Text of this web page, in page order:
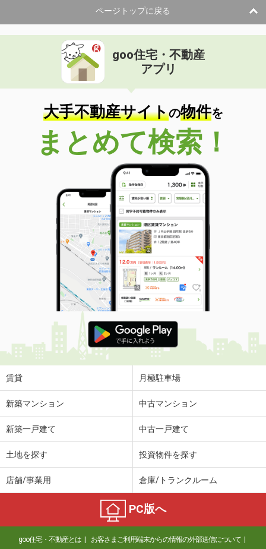
ページトップに戻る
goo住宅・不動産
アプリ
大手不動産サイトの物件を
まとめて検索！
賃貸 月極駐車場
新築マンション 中古マンション
新築一戸建て 中古一戸建て
土地を探す 投資物件を探す
店舗/事業用 倉庫/トランクルーム
PC版へ
goo住宅・不動産とは お客さまご利用端末からの情報の外部送信について